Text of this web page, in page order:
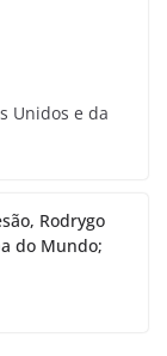
Unidos e da
Rodrygo
do Mundo;